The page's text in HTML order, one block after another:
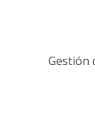
Gestión